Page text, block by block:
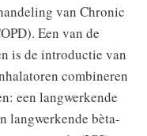
van Chronic
Een van de
is de introductie van
combineren
een langwerkende
langwerkende bèta-